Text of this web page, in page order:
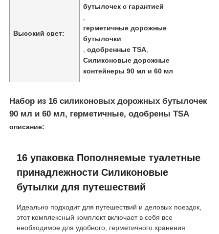
Видеозаписи
Экскурсия по заводу
Контроль качества
Высокий свет:
бутылочек с гарантией
герметичные дорожные
бутылочки
,одобренные TSA
Силиконовые дорожные
контейнеры 90 мл и 60 мл
Набор из 16 силиконовых дорожных бутылочек
90 мл и 60 мл, герметичные, одобрены TSA
описание:
16 упаковка Пополняемые туалетные
принадлежности Силиконовые
бутылки для путешествий
Идеально подходит для путешествий и деловых поездок,
этот комплексный комплект включает в себя все
необходимое для удобного, герметичного хранения